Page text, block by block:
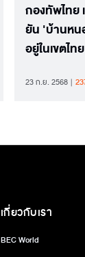
กองทัพไทย
ยัน 'บ้านห
อยู่ในเขตไท
23 ก.ย. 2568
เกี่ยวกับเรา
BEC World